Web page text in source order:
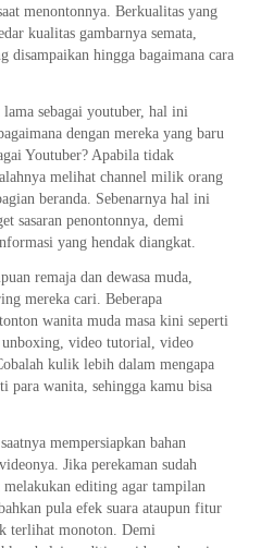
menontonnya. Berkualitas yang
kualitas gambarnya semata,
disampaikan hingga bagaimana cara
sebagai youtuber, hal ini
dengan mereka yang baru
Youtuber? Apabila tidak
melihat channel milik orang
beranda. Sebenarnya hal ini
sasaran penontonnya, demi
yang hendak diangkat.
remaja dan dewasa muda,
mereka cari. Beberapa
wanita muda masa kini seperti
video tutorial, video
kulik lebih dalam mengapa
para wanita, sehingga kamu bisa
mempersiapkan bahan
Jika perekaman sudah
editing agar tampilan
pula efek suara ataupun fitur
terlihat monoton. Demi